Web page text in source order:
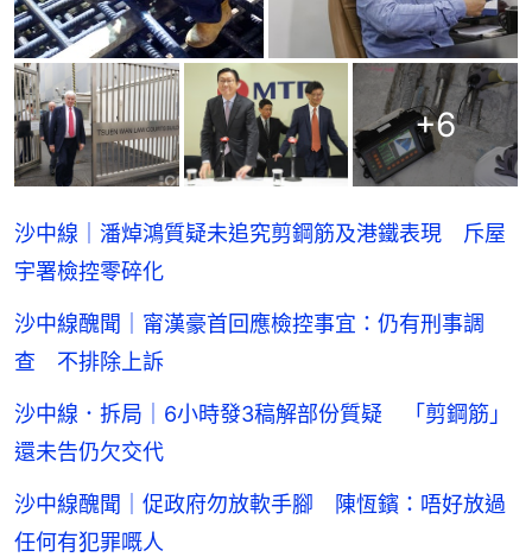
+6
沙中線｜潘焯鴻質疑未追究剪鋼筋及港鐵表現 斥屋
宇署檢控零碎化
沙中線醜聞｜甯漢豪首回應檢控事宜：仍有刑事調
查 不排除上訴
沙中線．拆局｜6小時發3稿解部份質疑 「剪鋼筋」
還未告仍欠交代
沙中線醜聞｜促政府勿放軟手腳 陳恆鑌：唔好放過
任何有犯罪嘅人